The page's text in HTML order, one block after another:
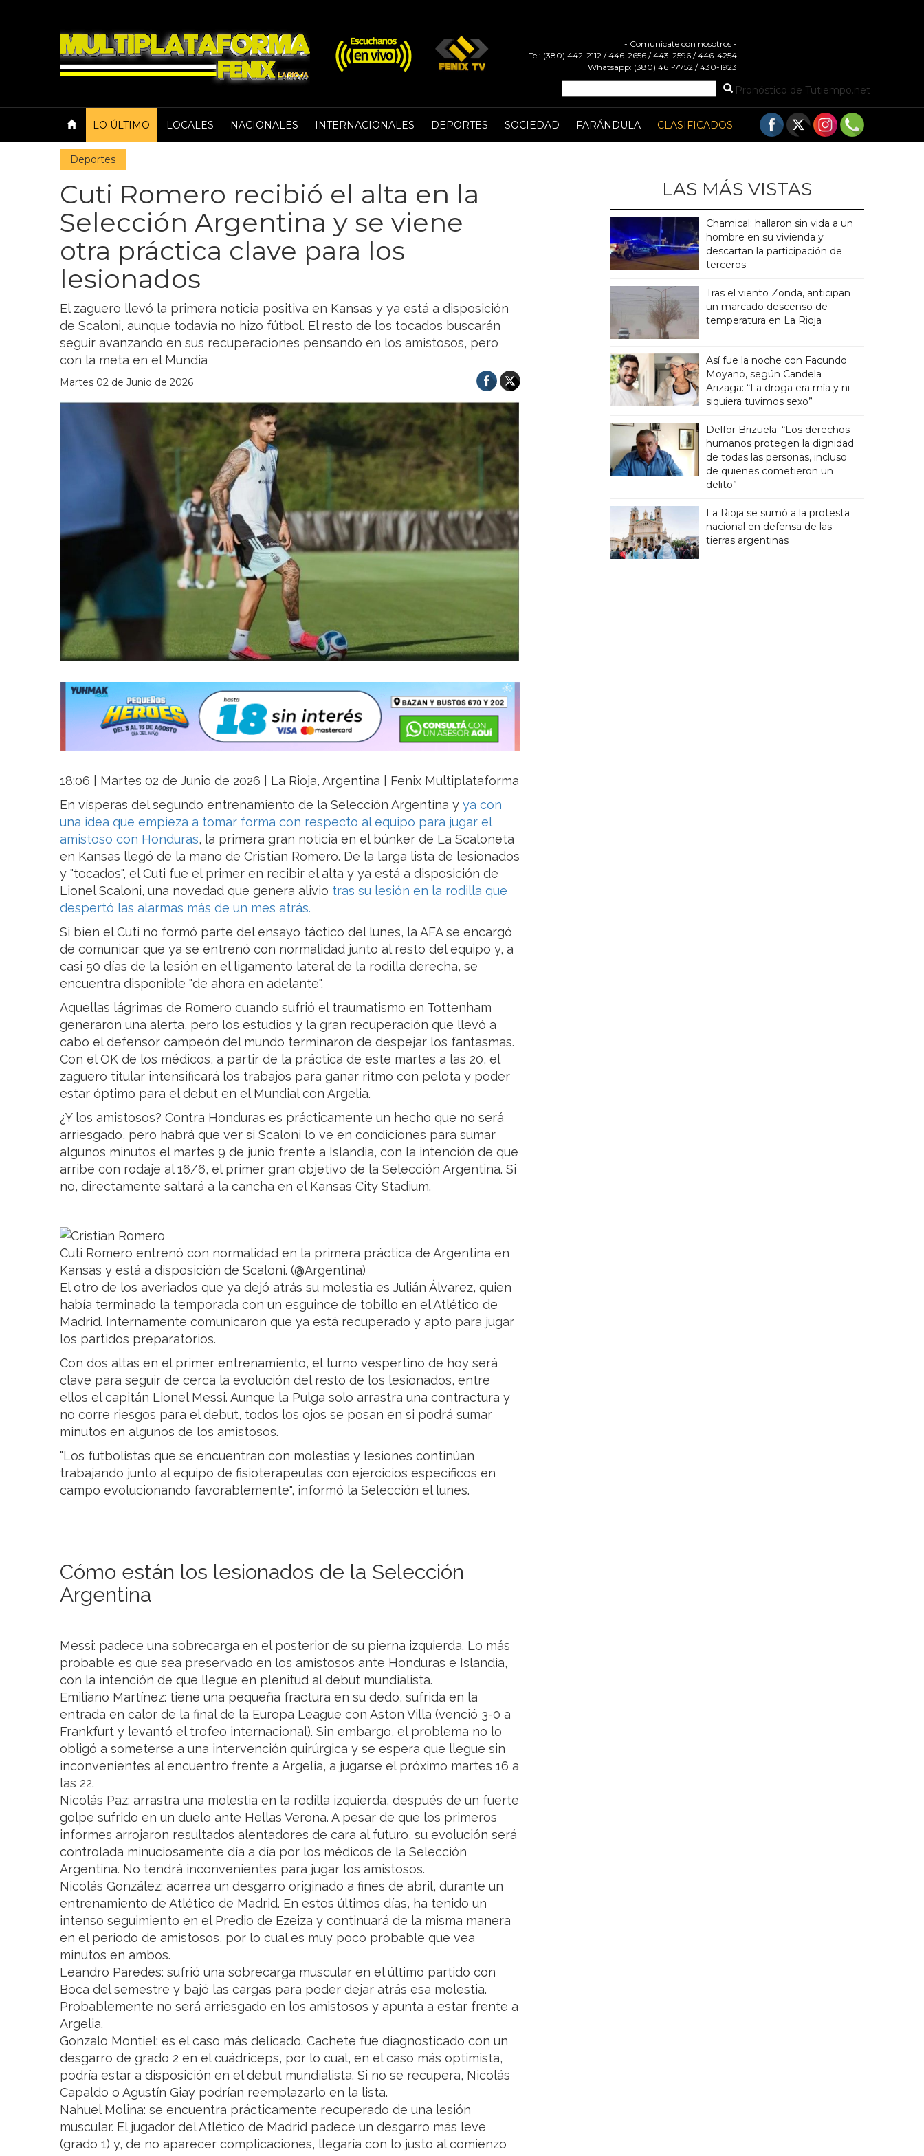
- Comunicate con nosotros -
Tel: (380) 442-2112 / 446-2656 / 443-2596 / 446-4254
Whatsapp: (380) 461-7752 / 430-1923
Pronóstico de Tutiempo.net
LO ÚLTIMO LOCALES NACIONALES INTERNACIONALES DEPORTES SOCIEDAD FARÁNDULA CLASIFICADOS
Deportes
Cuti Romero recibió el alta en la
Selección Argentina y se viene
otra práctica clave para los
lesionados
El zaguero llevó la primera noticia positiva en Kansas y ya está a disposición
de Scaloni, aunque todavía no hizo fútbol. El resto de los tocados buscarán
seguir avanzando en sus recuperaciones pensando en los amistosos, pero
con la meta en el Mundia
Martes 02 de Junio de 2026
18:06 | Martes 02 de Junio de 2026 | La Rioja, Argentina | Fenix Multiplataforma
En vísperas del segundo entrenamiento de la Selección Argentina y ya con
una idea que empieza a tomar forma con respecto al equipo para jugar el
amistoso con Honduras, la primera gran noticia en el búnker de La Scaloneta
en Kansas llegó de la mano de Cristian Romero. De la larga lista de lesionados
y "tocados", el Cuti fue el primer en recibir el alta y ya está a disposición de
Lionel Scaloni, una novedad que genera alivio tras su lesión en la rodilla que
despertó las alarmas más de un mes atrás.
Si bien el Cuti no formó parte del ensayo táctico del lunes, la AFA se encargó
de comunicar que ya se entrenó con normalidad junto al resto del equipo y, a
casi 50 días de la lesión en el ligamento lateral de la rodilla derecha, se
encuentra disponible "de ahora en adelante".
Aquellas lágrimas de Romero cuando sufrió el traumatismo en Tottenham
generaron una alerta, pero los estudios y la gran recuperación que llevó a
cabo el defensor campeón del mundo terminaron de despejar los fantasmas.
Con el OK de los médicos, a partir de la práctica de este martes a las 20, el
zaguero titular intensificará los trabajos para ganar ritmo con pelota y poder
estar óptimo para el debut en el Mundial con Argelia.
¿Y los amistosos? Contra Honduras es prácticamente un hecho que no será
arriesgado, pero habrá que ver si Scaloni lo ve en condiciones para sumar
algunos minutos el martes 9 de junio frente a Islandia, con la intención de que
arribe con rodaje al 16/6, el primer gran objetivo de la Selección Argentina. Si
no, directamente saltará a la cancha en el Kansas City Stadium.
Cuti Romero entrenó con normalidad en la primera práctica de Argentina en
Kansas y está a disposición de Scaloni. (@Argentina)
El otro de los averiados que ya dejó atrás su molestia es Julián Álvarez, quien
había terminado la temporada con un esguince de tobillo en el Atlético de
Madrid. Internamente comunicaron que ya está recuperado y apto para jugar
los partidos preparatorios.
Con dos altas en el primer entrenamiento, el turno vespertino de hoy será
clave para seguir de cerca la evolución del resto de los lesionados, entre
ellos el capitán Lionel Messi. Aunque la Pulga solo arrastra una contractura y
no corre riesgos para el debut, todos los ojos se posan en si podrá sumar
minutos en algunos de los amistosos.
"Los futbolistas que se encuentran con molestias y lesiones continúan
trabajando junto al equipo de fisioterapeutas con ejercicios específicos en
campo evolucionando favorablemente", informó la Selección el lunes.
Cómo están los lesionados de la Selección
Argentina
Messi: padece una sobrecarga en el posterior de su pierna izquierda. Lo más
probable es que sea preservado en los amistosos ante Honduras e Islandia,
con la intención de que llegue en plenitud al debut mundialista.
Emiliano Martínez: tiene una pequeña fractura en su dedo, sufrida en la
entrada en calor de la final de la Europa League con Aston Villa (venció 3-0 a
Frankfurt y levantó el trofeo internacional). Sin embargo, el problema no lo
obligó a someterse a una intervención quirúrgica y se espera que llegue sin
inconvenientes al encuentro frente a Argelia, a jugarse el próximo martes 16 a
las 22.
Nicolás Paz: arrastra una molestia en la rodilla izquierda, después de un fuerte
golpe sufrido en un duelo ante Hellas Verona. A pesar de que los primeros
informes arrojaron resultados alentadores de cara al futuro, su evolución será
controlada minuciosamente día a día por los médicos de la Selección
Argentina. No tendrá inconvenientes para jugar los amistosos.
Nicolás González: acarrea un desgarro originado a fines de abril, durante un
entrenamiento de Atlético de Madrid. En estos últimos días, ha tenido un
intenso seguimiento en el Predio de Ezeiza y continuará de la misma manera
en el periodo de amistosos, por lo cual es muy poco probable que vea
minutos en ambos.
Leandro Paredes: sufrió una sobrecarga muscular en el último partido con
Boca del semestre y bajó las cargas para poder dejar atrás esa molestia.
Probablemente no será arriesgado en los amistosos y apunta a estar frente a
Argelia.
Gonzalo Montiel: es el caso más delicado. Cachete fue diagnosticado con un
desgarro de grado 2 en el cuádriceps, por lo cual, en el caso más optimista,
podría estar a disposición en el debut mundialista. Si no se recupera, Nicolás
Capaldo o Agustín Giay podrían reemplazarlo en la lista.
Nahuel Molina: se encuentra prácticamente recuperado de una lesión
muscular. El jugador del Atlético de Madrid padece un desgarro más leve
(grado 1) y, de no aparecer complicaciones, llegaría con lo justo al comienzo
LAS MÁS VISTAS
Chamical: hallaron sin vida a un
hombre en su vivienda y
descartan la participación de
terceros
Tras el viento Zonda, anticipan
un marcado descenso de
temperatura en La Rioja
Así fue la noche con Facundo
Moyano, según Candela
Arizaga: “La droga era mía y ni
siquiera tuvimos sexo”
Delfor Brizuela: “Los derechos
humanos protegen la dignidad
de todas las personas, incluso
de quienes cometieron un
delito”
La Rioja se sumó a la protesta
nacional en defensa de las
tierras argentinas